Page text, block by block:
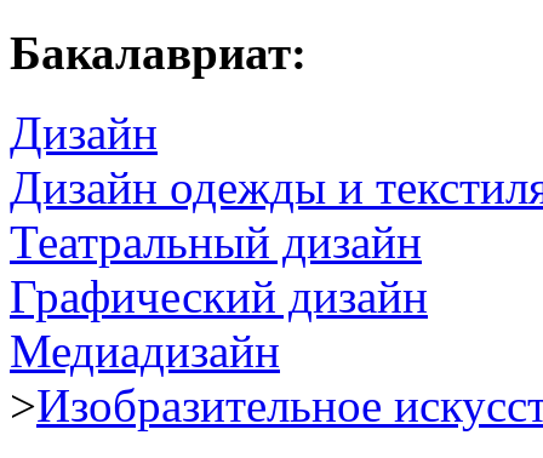
Бакалавриат:
Дизайн
Дизайн одежды и
Театральный дизайн
Графический дизайн
Медиадизайн
>Изобразительное